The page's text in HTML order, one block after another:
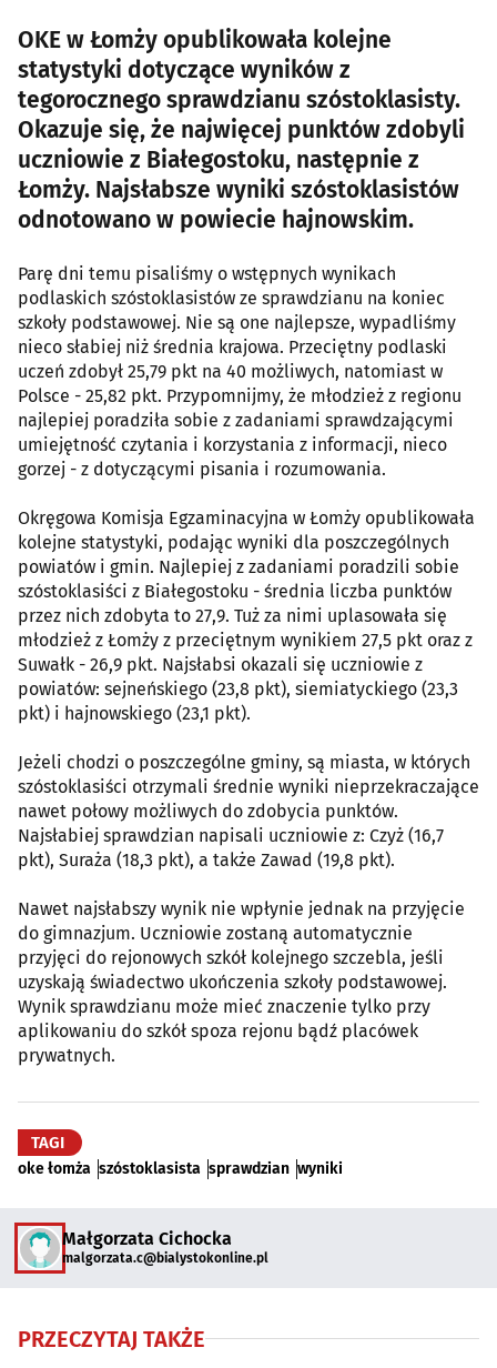
OKE w Łomży opublikowała kolejne
statystyki dotyczące wyników z
tegorocznego sprawdzianu szóstoklasisty.
Okazuje się, że najwięcej punktów zdobyli
uczniowie z Białegostoku, następnie z
Łomży. Najsłabsze wyniki szóstoklasistów
odnotowano w powiecie hajnowskim.
Parę dni temu pisaliśmy o wstępnych wynikach
podlaskich szóstoklasistów ze sprawdzianu na koniec
szkoły podstawowej. Nie są one najlepsze, wypadliśmy
nieco słabiej niż średnia krajowa. Przeciętny podlaski
uczeń zdobył 25,79 pkt na 40 możliwych, natomiast w
Polsce - 25,82 pkt. Przypomnijmy, że młodzież z regionu
najlepiej poradziła sobie z zadaniami sprawdzającymi
umiejętność czytania i korzystania z informacji, nieco
gorzej - z dotyczącymi pisania i rozumowania.
Okręgowa Komisja Egzaminacyjna w Łomży opublikowała
kolejne statystyki, podając wyniki dla poszczególnych
powiatów i gmin. Najlepiej z zadaniami poradzili sobie
szóstoklasiści z Białegostoku - średnia liczba punktów
przez nich zdobyta to 27,9. Tuż za nimi uplasowała się
młodzież z Łomży z przeciętnym wynikiem 27,5 pkt oraz z
Suwałk - 26,9 pkt. Najsłabsi okazali się uczniowie z
powiatów: sejneńskiego (23,8 pkt), siemiatyckiego (23,3
pkt) i hajnowskiego (23,1 pkt).
Jeżeli chodzi o poszczególne gminy, są miasta, w których
szóstoklasiści otrzymali średnie wyniki nieprzekraczające
nawet połowy możliwych do zdobycia punktów.
Najsłabiej sprawdzian napisali uczniowie z: Czyż (16,7
pkt), Suraża (18,3 pkt), a także Zawad (19,8 pkt).
Nawet najsłabszy wynik nie wpłynie jednak na przyjęcie
do gimnazjum. Uczniowie zostaną automatycznie
przyjęci do rejonowych szkół kolejnego szczebla, jeśli
uzyskają świadectwo ukończenia szkoły podstawowej.
Wynik sprawdzianu może mieć znaczenie tylko przy
aplikowaniu do szkół spoza rejonu bądź placówek
prywatnych.
TAGI
oke łomża szóstoklasista sprawdzian wyniki
Małgorzata Cichocka
malgorzata.c@bialystokonline.pl
PRZECZYTAJ TAKŻE